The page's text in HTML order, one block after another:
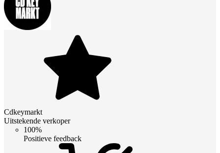
Cdkeymarkt
Uitstekende verkoper
100%
Positieve feedback